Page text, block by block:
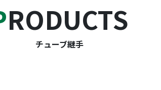
PRODUCTS
チューブ継手